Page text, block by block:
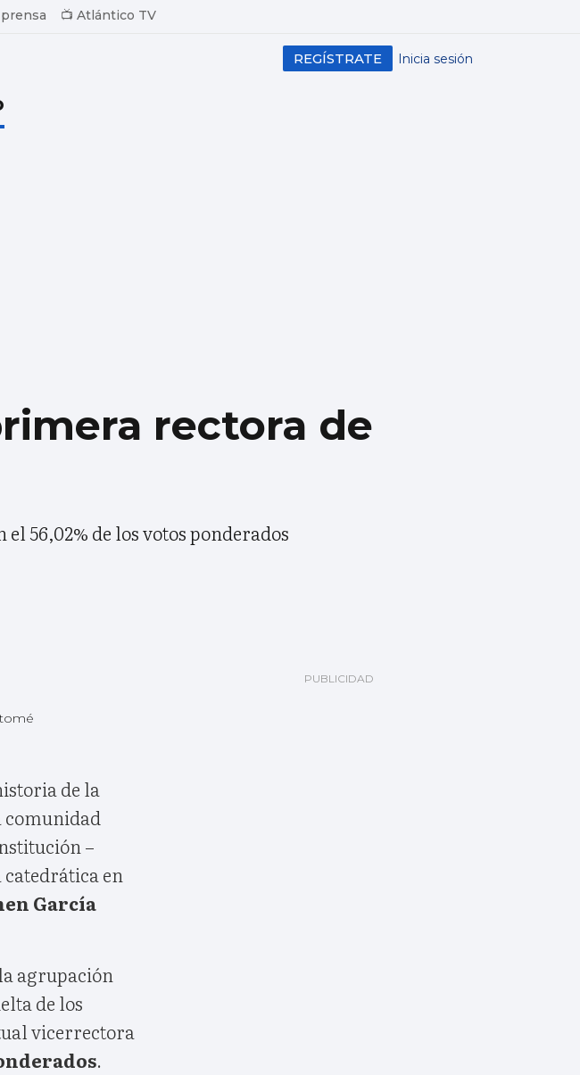
prensa 📺 Atlántico TV
Inicia sesión
REGÍSTRATE
rectora de
56,02% de los votos ponderados
de la
comunidad
–
catedrática en
García
agrupación
de los
vicerrectora
.